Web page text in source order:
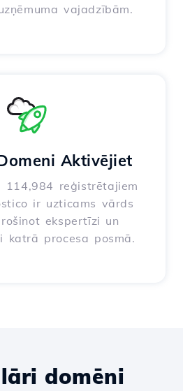
vajadzībām.
Aktivējiet
reģistrētajiem
ir uzticams vārds
ekspertīzi un
katrā procesa posmā.
domēni